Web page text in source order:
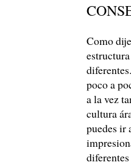
Como
poco a
a la vez
cultura
puedes ir